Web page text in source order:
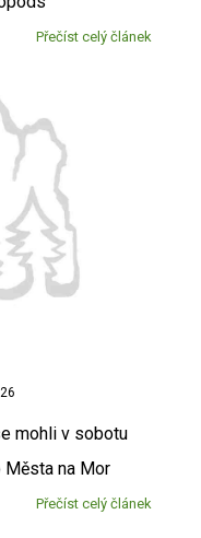
Přečíst celý článek
mohli v sobotu
na Mor
Přečíst celý článek